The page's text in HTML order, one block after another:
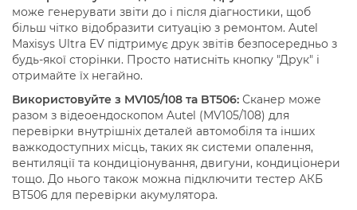
може генерувати звіти до і після діагностики, щоб
більш чітко відобразити ситуацію з ремонтом. Autel
Maxisys Ultra EV підтримує друк звітів безпосередньо з
будь-якої сторінки. Просто натисніть кнопку "Друк" і
отримайте їх негайно.
Використовуйте з MV105/108 та BT506: Сканер може
разом з відеоендоскопом Autel (MV105/108) для
перевірки внутрішніх деталей автомобіля та інших
важкодоступних місць, таких як системи опалення,
вентиляції та кондиціонування, двигуни, кондиціонери
тощо. До нього також можна підключити тестер АКБ
BT506 для перевірки акумулятора.